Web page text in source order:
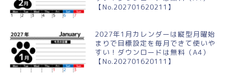
【No.202701620211】
2027年1月カレンダーは縦型月曜始
まりで目標設定を毎月できて使いや
すい！ダウンロードは無料（A4）
【No.202701620111】